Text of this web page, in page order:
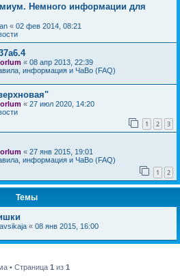
Немного информации для
« 02 фев 2014, 08:21
« 08 апр 2013, 22:39
информация и ЧаВо (FAQ)
« 27 июл 2020, 14:20
1 2 3
« 27 янв 2015, 19:01
информация и ЧаВо (FAQ)
1 2
Темы
« 08 янв 2015, 16:00
• Страница 1 из 1